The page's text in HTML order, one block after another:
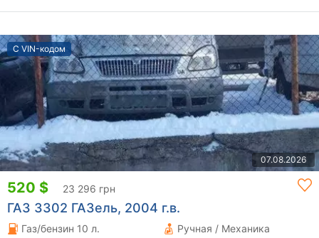
С VIN-кодом
07.08.2026
520 $ 23 296 грн
ГАЗ 3302 ГАЗель, 2004 г.в.
Газ/бензин 10 л.
Ручная / Механика